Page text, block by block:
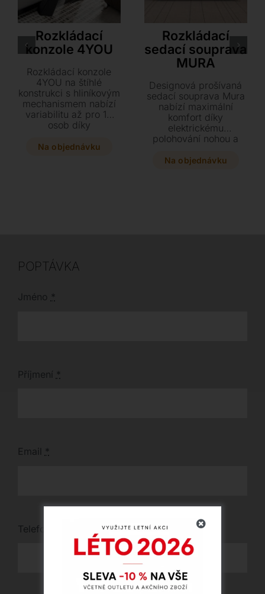
Ozzio
Rozkládací
konzole 4YOU
Rozkládací konzole
4YOU na štíhlé
konstrukci s hliníkovým
mechanismem nabízí
variabilitu až pro 10
osob díky
prodloužení. Vyberte si
Na objednávku
Rozkládací
sedací souprava
MURA
Designová prošívaná
sedací souprava Mura
nabízí maximální
komfort díky
elektrickému
polohování nohou a
hypoalergenní matraci
Na objednávku
POPTÁVKA
Jméno *
Příjmení *
Email *
Telefon